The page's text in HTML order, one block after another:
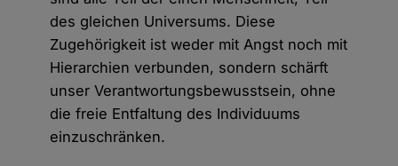
des gleichen Universums. Diese
Zugehörigkeit ist weder mit Angst noch mit
Hierarchien verbunden, sondern schärft
unser Verantwortungsbewusstsein, ohne
die freie Entfaltung des Individuums
einzuschränken.